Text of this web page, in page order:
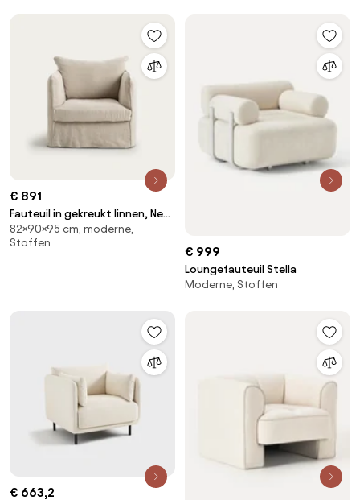
€ 891
Fauteuil in gekreukt linnen, Neo
Chiquito
82×90×95 cm, moderne,
Stoffen
€ 999
Loungefauteuil Stella
Moderne, Stoffen
€ 663,2